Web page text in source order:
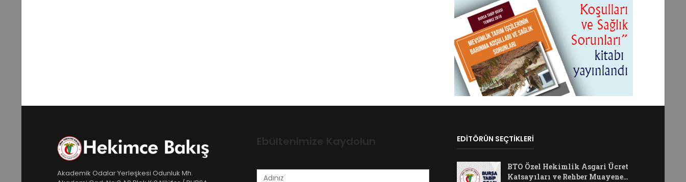
Akademik Odalar Yerleşkesi Odunluk Mh.
Ebültenimize Kaydolun EDİTÖRÜN SEÇTİKLERİ
BTO Özel Hekimlik Asgari Ücret
Katsayıları ve Rehber Muayene…